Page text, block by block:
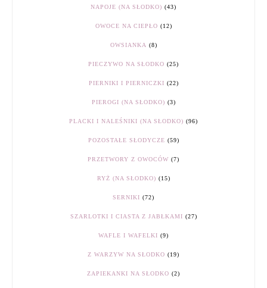
NAPOJE (NA SŁODKO) (43)
OWOCE NA CIEPŁO (12)
OWSIANKA (8)
PIECZYWO NA SŁODKO (25)
PIERNIKI I PIERNICZKI (22)
PIEROGI (NA SŁODKO) (3)
PLACKI I NALEŚNIKI (NA SŁODKO) (96)
POZOSTAŁE SŁODYCZE (59)
PRZETWORY Z OWOCÓW (7)
RYŻ (NA SŁODKO) (15)
SERNIKI (72)
SZARLOTKI I CIASTA Z JABŁKAMI (27)
WAFLE I WAFELKI (9)
Z WARZYW NA SŁODKO (19)
ZAPIEKANKI NA SŁODKO (2)